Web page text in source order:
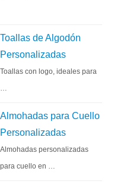
Toallas de Algodón
Personalizadas
Toallas con logo, ideales para
…
Almohadas para Cuello
Personalizadas
Almohadas personalizadas
para cuello en …